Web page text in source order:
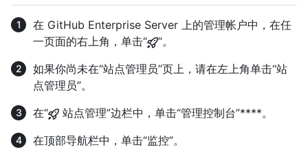
在 GitHub Enterprise Server 上的管理帐户中，在任
一页面的右上角，单击“
”。
如果你尚未在“站点管理员”页上，请在左上角单击“站
点管理员”。
在“
站点管理”边栏中，单击“管理控制台”****。
在顶部导航栏中，单击“监控”。